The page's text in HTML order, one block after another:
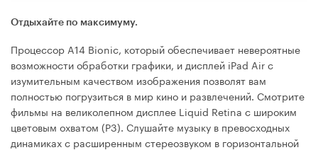
Отдыхайте по максимуму.
Процессор A14 Bionic, который обеспечивает невероятные
возможности обработки графики, и дисплей iPad Air с
изумительным качеством изображения позволят вам
полностью погрузиться в мир кино и развлечений. Смотрите
фильмы на великолепном дисплее Liquid Retina с широким
цветовым охватом (P3). Слушайте музыку в превосходных
динамиках с расширенным стереозвуком в горизонтальной